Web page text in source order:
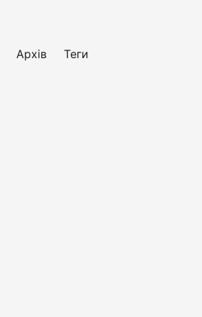
Архів Теги